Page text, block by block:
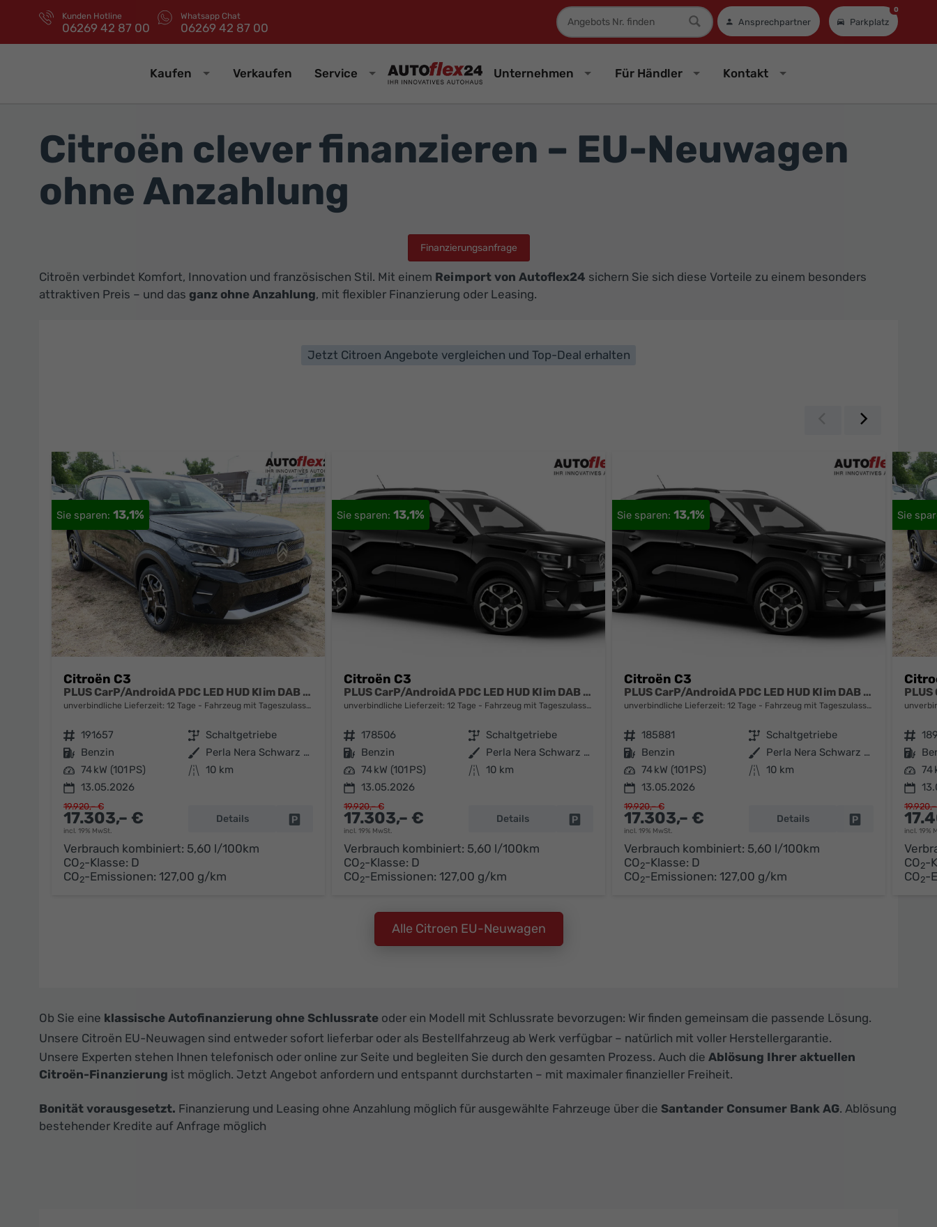
Kunden Hotline
06269 42 87 00
Whatsapp Chat
06269 42 87 00
Fahrzeugnummer
Ansprechpartner Parkplatz
0
Kaufen Verkaufen Service Unternehmen Für Händler Kontakt
Citroën clever finanzieren – EU-Neuwagen
ohne Anzahlung
Finanzierungsanfrage
Citroën verbindet Komfort, Innovation und französischen Stil. Mit einem Reimport von Autoflex24 sichern Sie sich diese Vorteile zu einem besonders
attraktiven Preis – und das ganz ohne Anzahlung, mit flexibler Finanzierung oder Leasing.
Jetzt Citroen Angebote vergleichen und Top-Deal erhalten
Zurück
13,1%
Citroën C3
PLUS CarP/AndroidA PDC LED HUD Klim DAB BT
unverbindliche Lieferzeit: 12 Tage Fahrzeug mit Tageszulassung
Fahrzeugnr. 191657 Getriebe Schaltgetriebe
Kraftstoff Benzin Außenfarbe
Perla Nera Schwarz Metallic / Da
Leistung 74 kW (101 PS) Kilometerstand 10 km
13.05.2026
17.303,– €
incl. 19% MwSt.
19.920,– €
Details Fahrzeug parken
Verbrauch kombiniert: 5,60 l/100km
CO2-Klasse: D
CO2-Emissionen: 127,00 g/km
13,1%
Citroën C3
PLUS CarP/AndroidA PDC LED HUD Klim DAB BT
unverbindliche Lieferzeit: 12 Tage Fahrzeug mit Tageszulassung
Fahrzeugnr. 178506 Getriebe Schaltgetriebe
Kraftstoff Benzin Außenfarbe
Perla Nera Schwarz Metallic / Da
Leistung 74 kW (101 PS) Kilometerstand 10 km
13.05.2026
17.303,– €
incl. 19% MwSt.
19.920,– €
Details Fahrzeug parken
Verbrauch kombiniert: 5,60 l/100km
CO2-Klasse: D
CO2-Emissionen: 127,00 g/km
13,1%
Citroën C3
PLUS CarP/AndroidA PDC LED HUD Klim DAB BT
unverbindliche Lieferzeit: 12 Tage Fahrzeug mit Tageszulassung
Fahrzeugnr. 185881 Getriebe Schaltgetriebe
Kraftstoff Benzin Außenfarbe
Perla Nera Schwarz Metallic / Da
Leistung 74 kW (101 PS) Kilometerstand 10 km
13.05.2026
17.303,– €
incl. 19% MwSt.
19.920,– €
Details Fahrzeug parken
Verbrauch kombiniert: 5,60 l/100km
CO2-Klasse: D
CO2-Emissionen: 127,00 g/km
Fahrzeugnr.
Kraftstoff
Leistung 74
incl. 19%
CO2-
CO2-
Alle Citroen EU-Neuwagen
Ob Sie eine klassische Autofinanzierung ohne Schlussrate oder ein Modell mit Schlussrate bevorzugen: Wir finden gemeinsam die passende Lösung.
Unsere Citroën EU-Neuwagen sind entweder sofort lieferbar oder als Bestellfahrzeug ab Werk verfügbar – natürlich mit voller Herstellergarantie.
Unsere Experten stehen Ihnen telefonisch oder online zur Seite und begleiten Sie durch den gesamten Prozess. Auch die Ablösung Ihrer aktuellen
Citroën-Finanzierung ist möglich. Jetzt Angebot anfordern und entspannt durchstarten – mit maximaler finanzieller Freiheit.
Bonität vorausgesetzt. Finanzierung und Leasing ohne Anzahlung möglich für ausgewählte Fahrzeuge über die Santander Consumer Bank AG. Ablösung
bestehender Kredite auf Anfrage möglich